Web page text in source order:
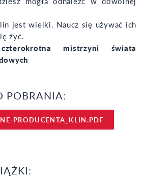
jest wielki. Naucz się używać ich
żyć.
mistrzyni świata
POBRANIA:
PRODUCENTA_KLIN.PDF